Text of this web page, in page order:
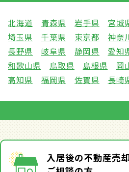
北海道 青森県 岩手県 宮城
埼玉県
千葉県 東京都 神奈
長野県
岐阜県 静岡県 愛知
和歌山県
鳥取県 島根県 岡
高知県
福岡県 佐賀県 長崎
入居後の不動産売